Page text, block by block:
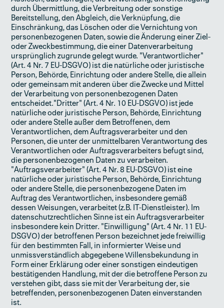
durch Übermittlung, die Verbreitung oder sonstige
Bereitstellung, den Abgleich, die Verknüpfung, die
Einschränkung, das Löschen oder die Vernichtung von
personenbezogenen Daten, sowie die Änderung einer Ziel-
oder Zweckbestimmung, die einer Datenverarbeitung
ursprünglich zugrunde gelegt wurde. "Verantwortlicher"
(Art. 4 Nr. 7 EU-DSGVO) ist die natürliche oder juristische
Person, Behörde, Einrichtung oder andere Stelle, die allein
oder gemeinsam mit anderen über die Zwecke und Mittel
der Verarbeitung von personenbezogenen Daten
entscheidet."Dritter" (Art. 4 Nr. 10 EU-DSGVO) ist jede
natürliche oder juristische Person, Behörde, Einrichtung
oder andere Stelle außer dem Betroffenen, dem
Verantwortlichen, dem Auftragsverarbeiter und den
Personen, die unter der unmittelbaren Verantwortung des
Verantwortlichen oder Auftragsverarbeiters befugt sind,
die personenbezogenen Daten zu verarbeiten.
"Auftragsverarbeiter" (Art. 4 Nr. 8 EU-DSGVO) ist eine
natürliche oder juristische Person, Behörde, Einrichtung
oder andere Stelle, die personenbezogene Daten im
Auftrag des Verantwortlichen, insbesondere gemäß
dessen Weisungen, verarbeitet (z.B. IT-Dienstleister). Im
datenschutzrechtlichen Sinne ist ein Auftragsverarbeiter
insbesondere kein Dritter. "Einwilligung" (Art. 4 Nr. 11 EU-
DSGVO) der betroffenen Person bezeichnet jede freiwillig
für den bestimmten Fall, in informierter Weise und
unmissverständlich abgegebene Willensbekundung in
Form einer Erklärung oder einer sonstigen eindeutigen
bestätigenden Handlung, mit der die betroffene Person zu
verstehen gibt, dass sie mit der Verarbeitung der, sie
betreffenden, personenbezogenen Daten einverstanden
ist.